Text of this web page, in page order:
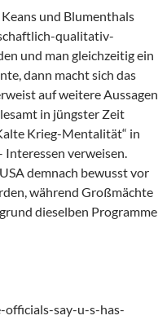
und Blumenthals
qualitativ-
und man gleichzeitig ein
dann macht sich das
auf weitere Aussagen
in jüngster Zeit
Krieg-Mentalität“ in
Interessen verweisen.
demnach bewusst vor
während Großmächte
dieselben Programme
say-u-s-has-